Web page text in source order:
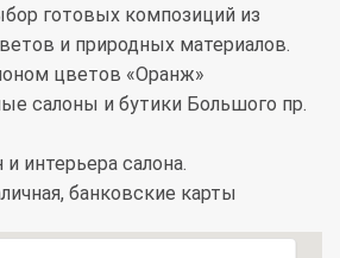
готовых композиций из
и природных материалов.
цветов «Оранж»
салоны и бутики Большого пр.
интерьера салона.
банковские карты